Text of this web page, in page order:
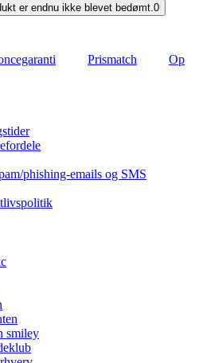
er endnu ikke blevet bedømt. 0
Prismatch
Op
phishing-emails og SMS
smiley